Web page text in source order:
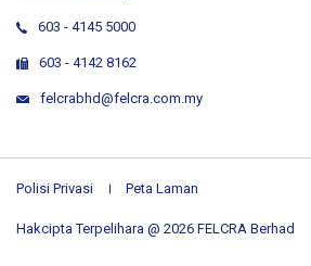
603 - 4145 5000
603 - 4142 8162
felcrabhd@felcra.com.my
Polisi Privasi Peta Laman
Hakcipta Terpelihara @ 2026 FELCRA Berhad